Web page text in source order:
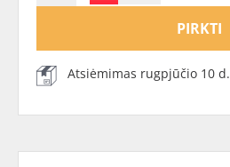
PIRKTI
Atsiėmimas rugpjūčio 10 d.